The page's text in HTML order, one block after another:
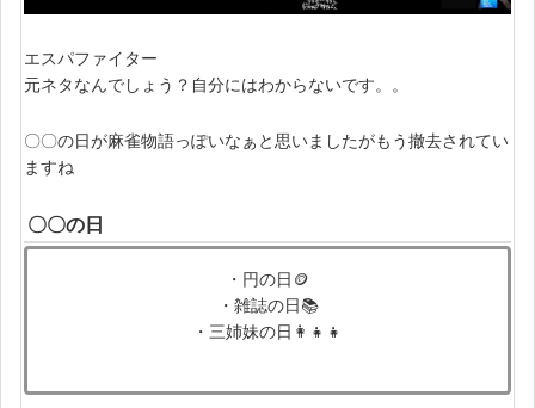
エスパファイター
元ネタなんでしょう？自分にはわからないです。。
〇〇の日が麻雀物語っぽいなぁと思いましたがもう撤去されてい
ますね
〇〇の日
・円の日🪙
・雑誌の日📚
・三姉妹の日👩‍👧‍👧